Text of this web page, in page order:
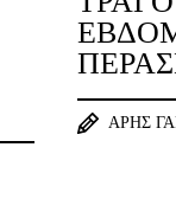
ΆΡΗΣ